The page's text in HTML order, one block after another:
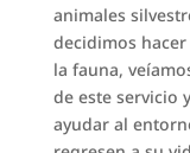
animales
decidimos hacer
la fauna,
de este servicio
ayudar al